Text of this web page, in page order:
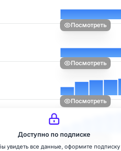
Посмотреть
Посмотреть
Посмотреть
Посмотреть
Доступно по подписке
увидеть все данные, оформите подписку